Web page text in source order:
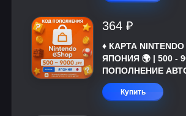
364 ₽
♦️ КАРТА
ЯПОНИЯ 🌍 | 500 -
ПОПОЛНЕНИЕ
Купить